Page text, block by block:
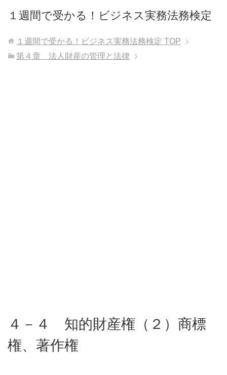
１週間で受かる！ビジネス実務法務検定
１週間で受かる！ビジネス実務法務検定 TOP
第４章 法人財産の管理と法律
４－４ 知的財産権（２）商標
権、著作権